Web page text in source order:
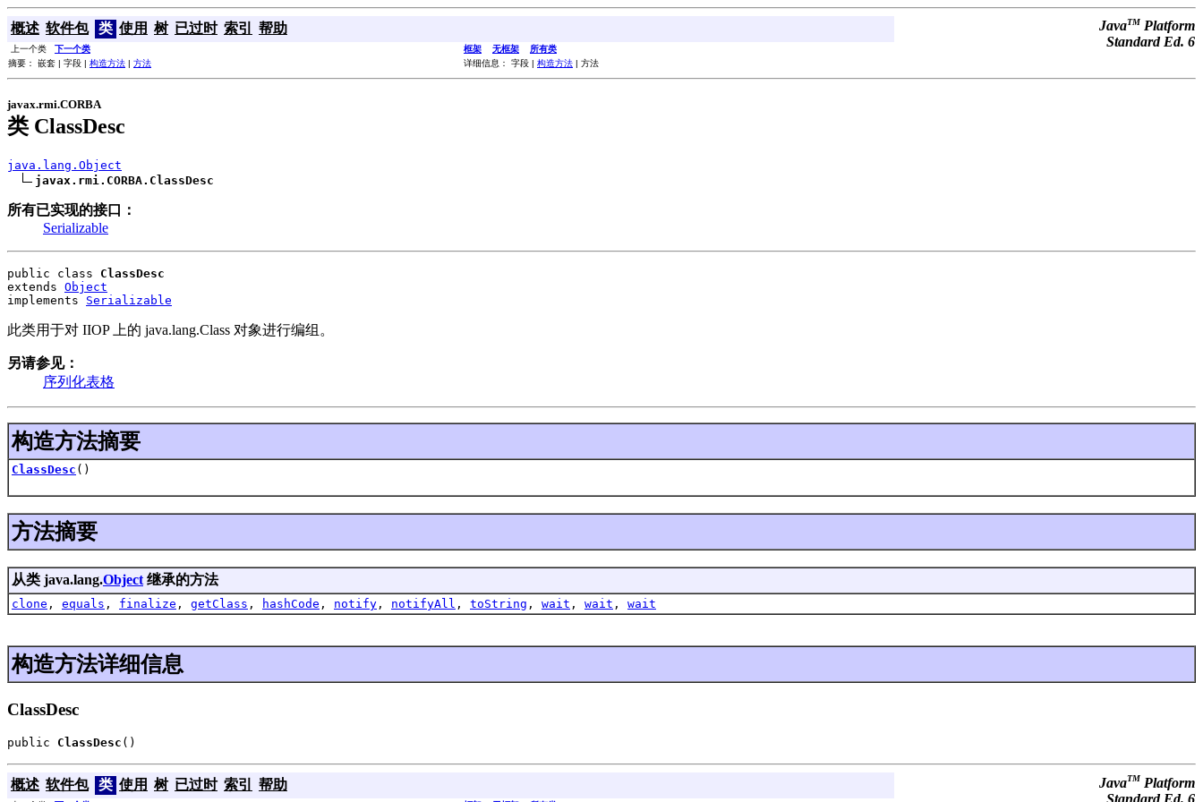
概述 软件包 类 使用 树 已过时 索引 帮助 JavaTM Platform
Standard Ed. 6
上一个类 下一个类 框架 无框架
所有类
摘要： 嵌套 | 字段 | 构造方法 | 方法 详细信息： 字段 | 构造方法 | 方法
javax.rmi.CORBA
类 ClassDesc
java.lang.Object
javax.rmi.CORBA.ClassDesc
所有已实现的接口：
Serializable
public class ClassDesc
extends Object
implements Serializable
此类用于对 IIOP 上的 java.lang.Class 对象进行编组。
另请参见：
序列化表格
构造方法摘要
ClassDesc ()
方法摘要
从类 java.lang.Object 继承的方法
clone , equals , finalize , getClass , hashCode , notify , notifyAll , toString , wait , wait , wait
构造方法详细信息
ClassDesc
public ClassDesc ()
概述 软件包 类 使用 树 已过时 索引 帮助 JavaTM Platform
Standard Ed. 6